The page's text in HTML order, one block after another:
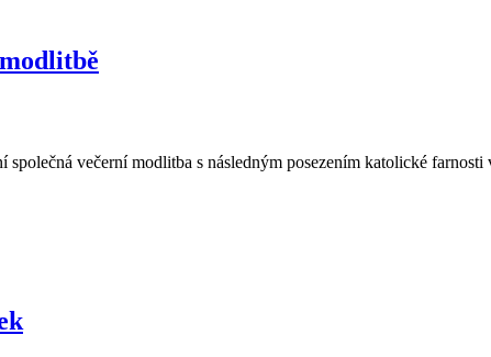
večerní modlitba s následným posezením katolické